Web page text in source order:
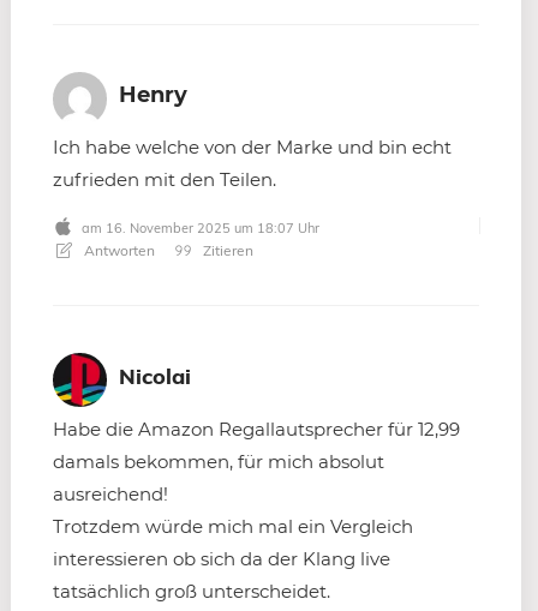
Henry
Ich habe welche von der Marke und bin echt
zufrieden mit den Teilen.
am 16. November 2025 um 18:07 Uhr
Antworten Zitieren
Nicolai
Habe die Amazon Regallautsprecher für 12,99
damals bekommen, für mich absolut
ausreichend!
Trotzdem würde mich mal ein Vergleich
interessieren ob sich da der Klang live
tatsächlich groß unterscheidet.